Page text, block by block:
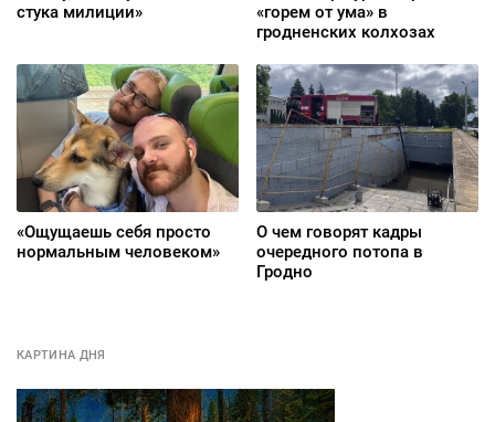
стука милиции»
«горем от ума» в
гродненских колхозах
«Ощущаешь себя просто
нормальным человеком»
О чем говорят кадры
очередного потопа в
Гродно
КАРТИНА ДНЯ